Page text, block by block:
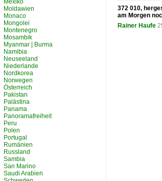
372 010,
am Morgen
Rainer Haufe
Mexiko
Moldawien
Monaco
Mongolei
Montenegro
Mosambik
Myanmar | Burma
Namibia
Neuseeland
Niederlande
Nordkorea
Norwegen
Österreich
Pakistan
Palästina
Panama
Panoramafreiheit
Peru
Polen
Portugal
Rumänien
Russland
Sambia
San Marino
Saudi Arabien